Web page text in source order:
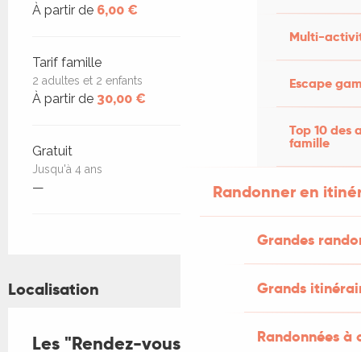
Multi-
Escape
Top 10 des
famille
Randonner en
Grandes
Grands
Randonnées
À partir de 6,00 €
Tarif famille
2 adultes et 2 enfants
À partir de 30,00 €
Gratuit
Jusqu'à 4 ans
—
Localisation
Les "Rendez-vous Nature" en